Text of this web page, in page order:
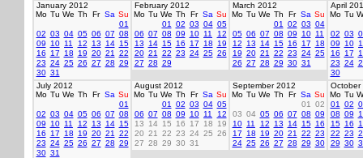
January 2012
Mo Tu We Th Fr Sa Su
01
02 03 04 05 06 07 08
09
10 11 12 13 14 15
16
17 18 19 20 21
22
23 24 25 26 27 28 29
30 31
February 2012
Mo Tu We Th Fr Sa Su
01
02 03 04 05
06 07 08 09 10 11
12
13
14 15 16 17 18
19
20 21 22 23 24 25 26
27 28 29
March 2012
Mo Tu We Th Fr Sa Su
01
02 03 04
05 06 07 08 09 10 11
12
13 14 15 16 17
18
19 20 21 22 23 24 25
26 27 28 29 30 31
April
Mo Tu
02 03
09
10
16
17
23 24
30
July 2012
Mo Tu We Th Fr Sa Su
01
02 03 04 05 06 07 08
09
10 11 12 13 14 15
16
17 18 19 20 21
22
23 24 25 26 27 28 29
30 31
August 2012
Mo Tu We Th Fr Sa Su
01
02 03 04 05
06 07 08 09 10 11
12
13
14 15 16 17 18
19
20 21 22 23 24 25 26
27 28 29 30 31
September 2012
Mo Tu We Th Fr Sa Su
01
02
03 04 05 06 07 08 09
10 11 12 13 14 15 16
17
18 19 20 21 22 23
24 25 26 27 28 29 30
October
Mo Tu
01
02
08 09
15 16
22 23
29 30